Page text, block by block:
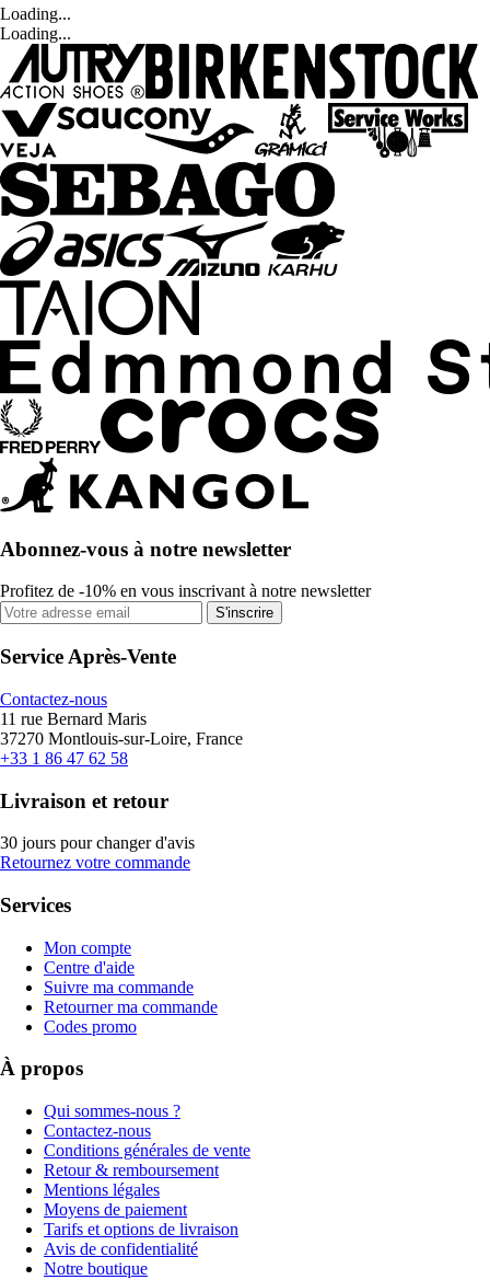
Loading...
Loading...
Abonnez-vous à notre newsletter
Profitez de -10% en vous inscrivant à notre newsletter
S'inscrire
Service Après-Vente
Contactez-nous
11 rue Bernard Maris
37270 Montlouis-sur-Loire, France
+33 1 86 47 62 58
Livraison et retour
30 jours pour changer d'avis
Retournez votre commande
Services
Mon compte
Centre d'aide
Suivre ma commande
Retourner ma commande
Codes promo
À propos
Qui sommes-nous ?
Contactez-nous
Conditions générales de vente
Retour & remboursement
Mentions légales
Moyens de paiement
Tarifs et options de livraison
Avis de confidentialité
Notre boutique